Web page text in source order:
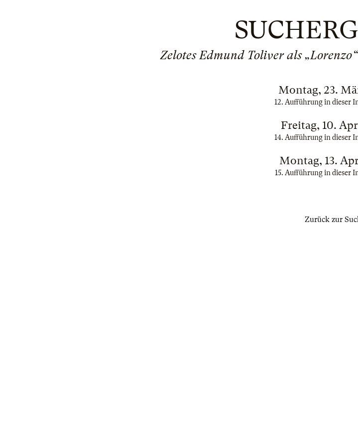
Zelotes Edmund Toliver als
Montag, 23.
12. Aufführung in dieser
Freitag, 10.
14. Aufführung in dieser
Montag, 13.
15. Aufführung in dieser
Zurück zur